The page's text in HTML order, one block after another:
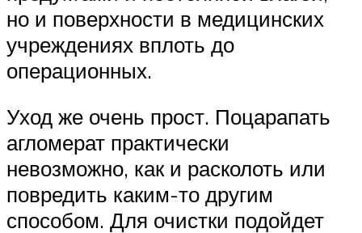
но и поверхности в медицинских
учреждениях вплоть до
операционных.
Уход же очень прост. Поцарапать
агломерат практически
невозможно, как и расколоть или
повредить каким-то другим
способом. Для очистки подойдет